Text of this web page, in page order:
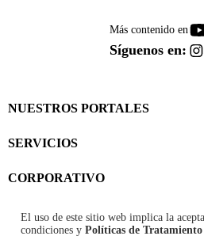
Más contenido en
Síguenos en:
NUESTROS PORTALES
SERVICIOS
CORPORATIVO
El uso de este sitio web implica la
condiciones y Políticas de